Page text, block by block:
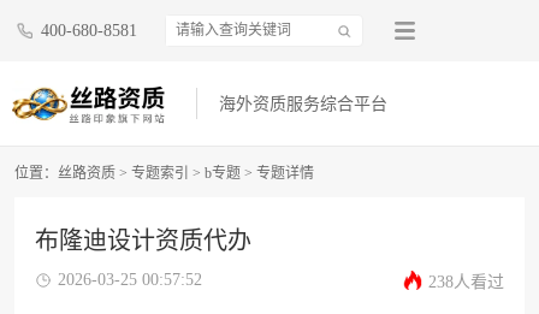
400-680-8581
海外资质服务综合平台
位置： 丝路资质 > 专题索引 > b专题 > 专题详情
布隆迪设计资质代办
2026-03-25 00:57:52 238人看过